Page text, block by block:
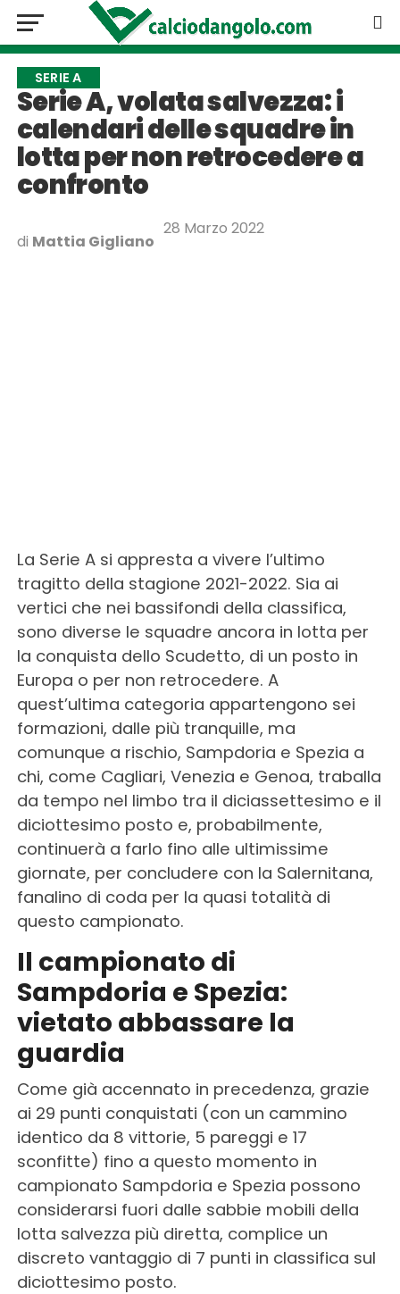
SERIE A
Serie A, volata salvezza: i
calendari delle squadre in
lotta per non retrocedere a
confronto
di Mattia Gigliano
28 Marzo 2022
La Serie A si appresta a vivere l’ultimo
tragitto della stagione 2021-2022. Sia ai
vertici che nei bassifondi della classifica,
sono diverse le squadre ancora in lotta per
la conquista dello Scudetto, di un posto in
Europa o per non retrocedere. A
quest’ultima categoria appartengono sei
formazioni, dalle più tranquille, ma
comunque a rischio, Sampdoria e Spezia a
chi, come Cagliari, Venezia e Genoa, traballa
da tempo nel limbo tra il diciassettesimo e il
diciottesimo posto e, probabilmente,
continuerà a farlo fino alle ultimissime
giornate, per concludere con la Salernitana,
fanalino di coda per la quasi totalità di
questo campionato.
Il campionato di
Sampdoria e Spezia:
vietato abbassare la
guardia
Come già accennato in precedenza, grazie
ai 29 punti conquistati (con un cammino
identico da 8 vittorie, 5 pareggi e 17
sconfitte) fino a questo momento in
campionato Sampdoria e Spezia possono
considerarsi fuori dalle sabbie mobili della
lotta salvezza più diretta, complice un
discreto vantaggio di 7 punti in classifica sul
diciottesimo posto.